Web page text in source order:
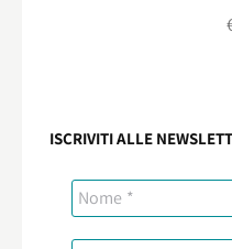
ISCRIVITI ALLE